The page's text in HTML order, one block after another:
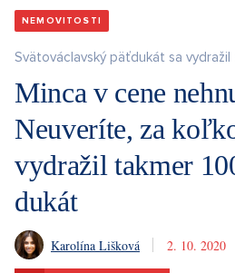
NEMOVITOSTI
Svätováclavský päťdukát sa
Minca v cene
Neuveríte, za
vydražil takmer
dukát
Karolína Lišková 2. 10. 2020